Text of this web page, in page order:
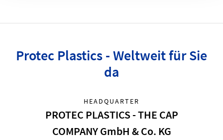
Protec Plastics - Weltweit für Sie
da
HEADQUARTER
PROTEC PLASTICS - THE CAP
COMPANY GmbH & Co. KG